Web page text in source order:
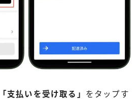
「支払いを受け取る」 をタップす